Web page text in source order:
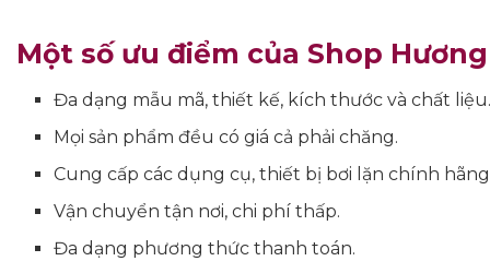
Một số ưu điểm của Shop
Đa dạng mẫu mã, thiết kế, kích thước và chất liệu.
Mọi sản phẩm đều có giá cả phải chăng.
Cung cấp các dụng cụ, thiết bị bơi lặn chính
Vận chuyển tận nơi, chi phí thấp.
Đa dạng phương thức thanh toán.